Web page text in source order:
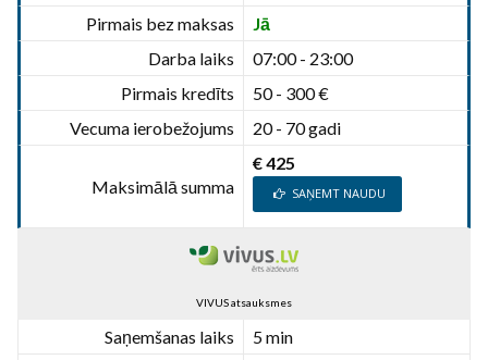
Pirmais bez maksas
Jā
Darba laiks
07:00 - 23:00
Pirmais kredīts
50 - 300 €
Vecuma ierobežojums
20 - 70 gadi
Maksimālā summa
€ 425
SAŅEMT NAUDU
VIVUS atsauksmes
Saņemšanas laiks
5 min